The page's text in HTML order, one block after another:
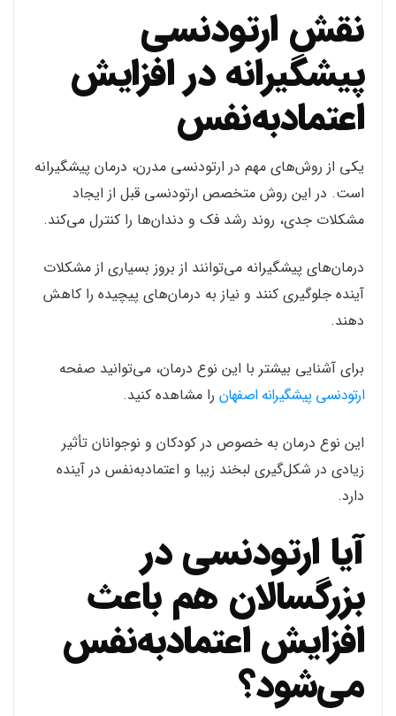
نقش ارتودنسی
پیشگیرانه در افزایش
اعتمادبه‌نفس
یکی از روش‌های مهم در ارتودنسی مدرن، درمان پیشگیرانه
است. در این روش متخصص ارتودنسی قبل از ایجاد
مشکلات جدی، روند رشد فک و دندان‌ها را کنترل می‌کند.
درمان‌های پیشگیرانه می‌توانند از بروز بسیاری از مشکلات
آینده جلوگیری کنند و نیاز به درمان‌های پیچیده را کاهش
دهند.
برای آشنایی بیشتر با این نوع درمان، می‌توانید صفحه
ارتودنسی پیشگیرانه اصفهان را مشاهده کنید.
این نوع درمان به خصوص در کودکان و نوجوانان تأثیر
زیادی در شکل‌گیری لبخند زیبا و اعتمادبه‌نفس در آینده
دارد.
آیا ارتودنسی در
بزرگسالان هم باعث
افزایش اعتمادبه‌نفس
می‌شود؟